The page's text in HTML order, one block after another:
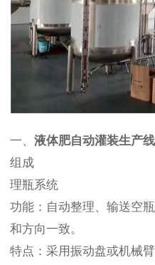
一、 液体肥自动灌装生产
组成
理瓶系统
功能：自动整理、输送空
和方向一致。
特点：采用振动盘或机械